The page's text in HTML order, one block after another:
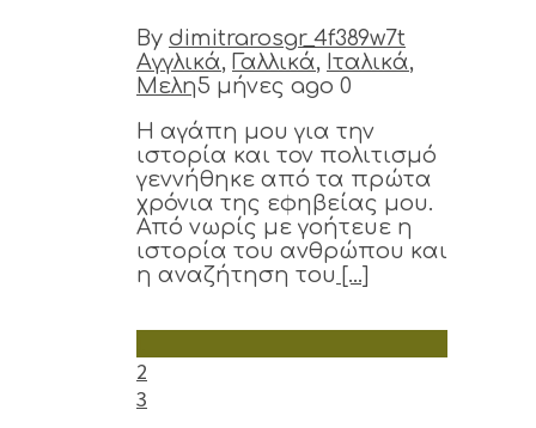
By dimitrarosgr_4f389w7t
Αγγλικά, Γαλλικά, Ιταλικά,
Μελη5 μήνες ago 0
Η αγάπη μου για την
ιστορία και τον πολιτισμό
γεννήθηκε από τα πρώτα
χρόνια της εφηβείας μου.
Από νωρίς με γοήτευε η
ιστορία του ανθρώπου και
η αναζήτηση του [...]
2
3